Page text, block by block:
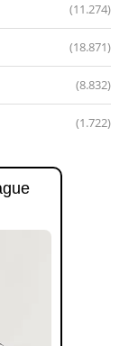
(11.274)
(18.871)
(8.832)
(1.722)